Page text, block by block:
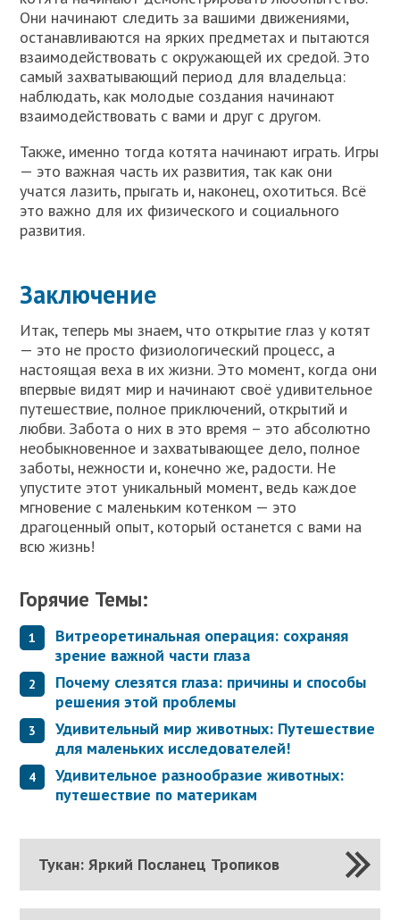
Они начинают следить за вашими движениями,
останавливаются на ярких предметах и пытаются
взаимодействовать с окружающей их средой. Это
самый захватывающий период для владельца:
наблюдать, как молодые создания начинают
взаимодействовать с вами и друг с другом.
Также, именно тогда котята начинают играть. Игры
— это важная часть их развития, так как они
учатся лазить, прыгать и, наконец, охотиться. Всё
это важно для их физического и социального
развития.
Заключение
Итак, теперь мы знаем, что открытие глаз у котят
— это не просто физиологический процесс, а
настоящая веха в их жизни. Это момент, когда они
впервые видят мир и начинают своё удивительное
путешествие, полное приключений, открытий и
любви. Забота о них в это время – это абсолютно
необыкновенное и захватывающее дело, полное
заботы, нежности и, конечно же, радости. Не
упустите этот уникальный момент, ведь каждое
мгновение с маленьким котенком — это
драгоценный опыт, который останется с вами на
всю жизнь!
Горячие Темы:
Витреоретинальная операция: сохраняя
зрение важной части глаза
Почему слезятся глаза: причины и способы
решения этой проблемы
Удивительный мир животных: Путешествие
для маленьких исследователей!
Удивительное разнообразие животных:
путешествие по материкам
Тукан: Яркий Посланец Тропиков